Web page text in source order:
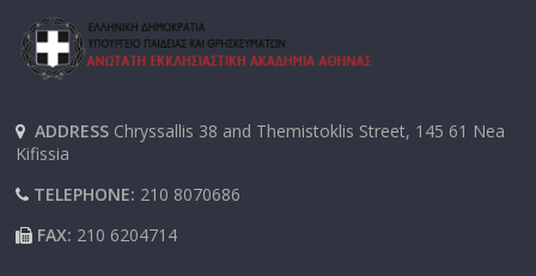
ADDRESS Chryssallis 38 and Themistoklis Street, 145 61 Nea
Kifissia
TELEPHONE: 210 8070686
FAX: 210 6204714